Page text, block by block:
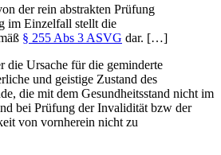
der rein abstrakten Prüfung
im Einzelfall stellt die
§ 255 Abs 3 ASVG dar. […]
die Ursache für die geminderte
und geistige Zustand des
die mit dem Gesundheitsstand nicht im
bei Prüfung der Invalidität bzw der
von vornherein nicht zu